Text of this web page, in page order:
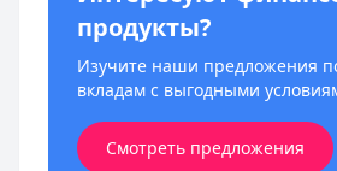
продукты?
Изучите наши предложения
вкладам с выгодными
Смотреть предложения